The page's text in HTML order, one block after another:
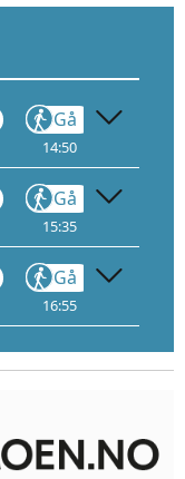
Gå
14:50
Gå
15:35
Gå
16:55